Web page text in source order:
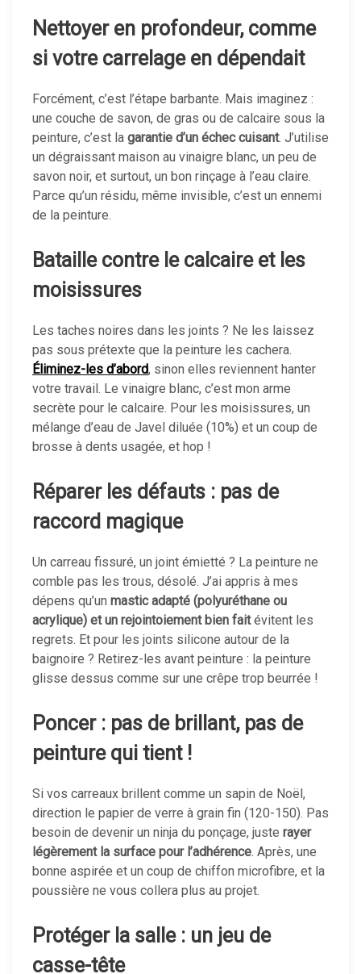
Nettoyer en profondeur, comme
si votre carrelage en dépendait
Forcément, c’est l’étape barbante. Mais imaginez :
une couche de savon, de gras ou de calcaire sous la
peinture, c’est la garantie d’un échec cuisant. J’utilise
un dégraissant maison au vinaigre blanc, un peu de
savon noir, et surtout, un bon rinçage à l’eau claire.
Parce qu’un résidu, même invisible, c’est un ennemi
de la peinture.
Bataille contre le calcaire et les
moisissures
Les taches noires dans les joints ? Ne les laissez
pas sous prétexte que la peinture les cachera.
Éliminez-les d’abord, sinon elles reviennent hanter
votre travail. Le vinaigre blanc, c’est mon arme
secrète pour le calcaire. Pour les moisissures, un
mélange d’eau de Javel diluée (10%) et un coup de
brosse à dents usagée, et hop !
Réparer les défauts : pas de
raccord magique
Un carreau fissuré, un joint émietté ? La peinture ne
comble pas les trous, désolé. J’ai appris à mes
dépens qu’un mastic adapté (polyuréthane ou
acrylique) et un rejointoiement bien faitévitent les
regrets. Et pour les joints silicone autour de la
baignoire ? Retirez-les avant peinture : la peinture
glisse dessus comme sur une crêpe trop beurrée !
Poncer : pas de brillant, pas de
peinture qui tient !
Si vos carreaux brillent comme un sapin de Noël,
direction le papier de verre à grain fin (120-150). Pas
besoin de devenir un ninja du ponçage, juste rayer
légèrement la surface pour l’adhérence. Après, une
bonne aspirée et un coup de chiffon microfibre, et la
poussière ne vous collera plus au projet.
Protéger la salle : un jeu de
casse-tête